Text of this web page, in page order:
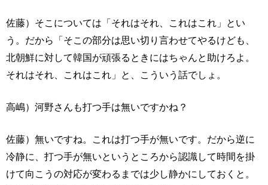
佐藤）そこについては「それはそれ、これはこれ」とい
う。だから「そこの部分は思い切り言わせてやるけども、
北朝鮮に対して韓国が頑張るときにはちゃんと助けろよ。
それはそれ、これはこれ」と、こういう話でしょ。
高嶋）河野さんも打つ手は無いですかね？
佐藤）無いですね。これは打つ手が無いです。だから逆に
冷静に、打つ手が無いというところから認識して時間を掛
けて向こうの対応が変わるまでは少し静かにしておくと。